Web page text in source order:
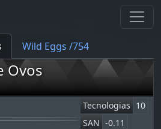
Wild Eggs /754
Ovos
Tecnologias 10
SAN -0.11